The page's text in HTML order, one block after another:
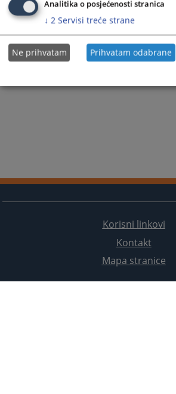
Korisni linkovi
Kontakt
Mapa stranice
Analitika o posjećenosti stranica
↓ 2 Servisi treće strane
Ne prihvatam Prihvatam odabrane